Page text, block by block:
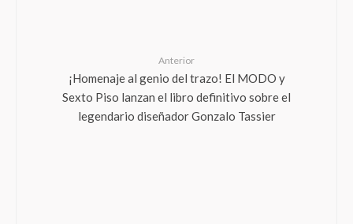
Anterior
¡Homenaje al genio del trazo! El MODO y
Sexto Piso lanzan el libro definitivo sobre el
legendario diseñador Gonzalo Tassier